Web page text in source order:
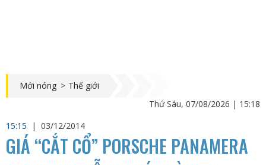
Mới nóng > Thế giới
Thứ Sáu, 07/08/2026 | 15:18
15:15
| 03/12/2014
GIÁ “CẮT CỔ” PORSCHE PANAMERA